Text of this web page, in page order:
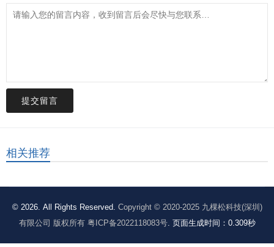
提交留言
相关推荐
© 2026. All Rights Reserved. Copyright © 2020-2025 九棵松科技(深圳)
有限公司 版权所有 粤ICP备2022118083号. 页面生成时间：0.309秒